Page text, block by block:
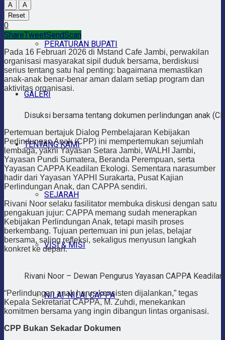
PERATURAN BUPATI
GALERI
TENTANG KAMI
SEJARAH
VISI & MISI
NILAI-NILAI CAPPA
A
A
Reset
0
ShareTweetSendScan
Pada 16 Februari 2026 di Mstand Cafe Jambi, perwakilan
organisasi masyarakat sipil duduk bersama, berdiskusi
serius tentang satu hal penting: bagaimana memastikan
anak-anak benar-benar aman dalam setiap program dan
aktivitas organisasi.
Disuksi bersama tentang dokumen perlindungan anak
Pertemuan bertajuk Dialog Pembelajaran Kebijakan
Perlindungan Anak (CPP) ini mempertemukan sejumlah
lembaga, yakni Yayasan Setara Jambi, WALHI Jambi,
Yayasan Pundi Sumatera, Beranda Perempuan, serta
Yayasan CAPPA Keadilan Ekologi. Sementara narasumber
hadir dari Yayasan YAPHI Surakarta, Pusat Kajian
Perlindungan Anak, dan CAPPA sendiri.
Rivani Noor selaku fasilitator membuka diskusi dengan satu
pengakuan jujur: CAPPA memang sudah menerapkan
Kebijakan Perlindungan Anak, tetapi masih proses
berkembang. Tujuan pertemuan ini pun jelas, belajar
bersama, saling refleksi, sekaligus menyusun langkah
konkret ke depan.
Rivani Noor – Dewan Pengurus Yayasan CAPPA
“Perlindungan anak harus konsisten dijalankan,” tegas
Kepala Sekretariat CAPPA, M. Zuhdi, menekankan
komitmen bersama yang ingin dibangun lintas organisasi.
CPP Bukan Sekadar Dokumen